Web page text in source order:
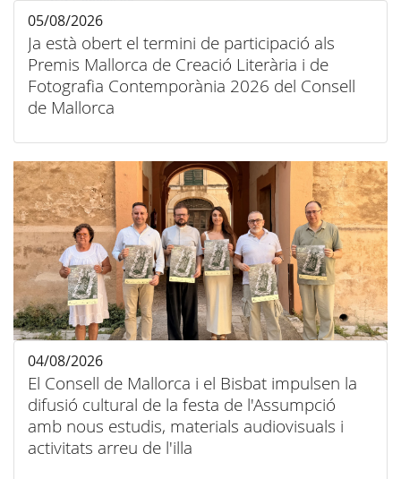
Ja està obert el termini de participació als
Premis Mallorca de Creació Literària i de
Fotografia Contemporània 2026 del Consell
de Mallorca
05/08/2026
El Consell de Mallorca i el Bisbat impulsen la
difusió cultural de la festa de l'Assumpció
amb nous estudis, materials audiovisuals i
activitats arreu de l'illa
04/08/2026